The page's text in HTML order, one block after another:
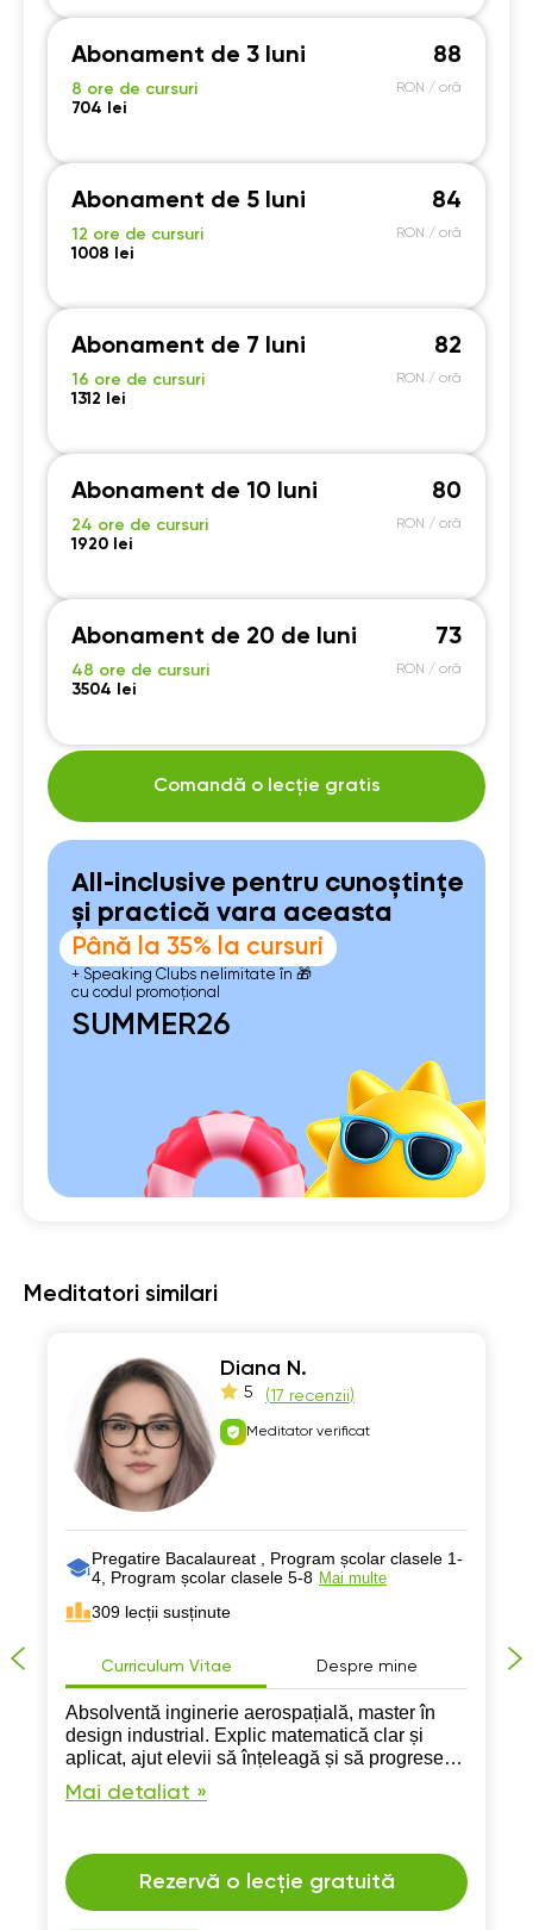
Abonament de 3 luni
8 ore de cursuri
704 lei
88
RON / oră
Abonament de 5 luni
12 ore de cursuri
1008 lei
84
RON / oră
Abonament de 7 luni
16 ore de cursuri
1312 lei
82
RON / oră
Abonament de 10 luni
24 ore de cursuri
1920 lei
80
RON / oră
Abonament de 20 de luni
48 ore de cursuri
3504 lei
73
RON / oră
Comandă o lecție gratis
All-inclusive pentru cunoștințe
și practică vara aceasta
Până la 35% la cursuri
+ Speaking Clubs nelimitate în 🎁
cu codul promoțional
SUMMER26
Meditatori similari
Diana N.
5 (17 recenzii)
Meditator verificat
Pregatire Bacalaureat , Program școlar clasele 1-
4, Program școlar clasele 5-8 Mai multe
309 lecții susținute
Curriculum Vitae Despre mine
Absolventă inginerie aerospațială, master în
design industrial. Explic matematică clar și
aplicat, ajut elevii să înțeleagă și să progreseze
rapid.
Mai detaliat »
Rezervă o lecție gratuită